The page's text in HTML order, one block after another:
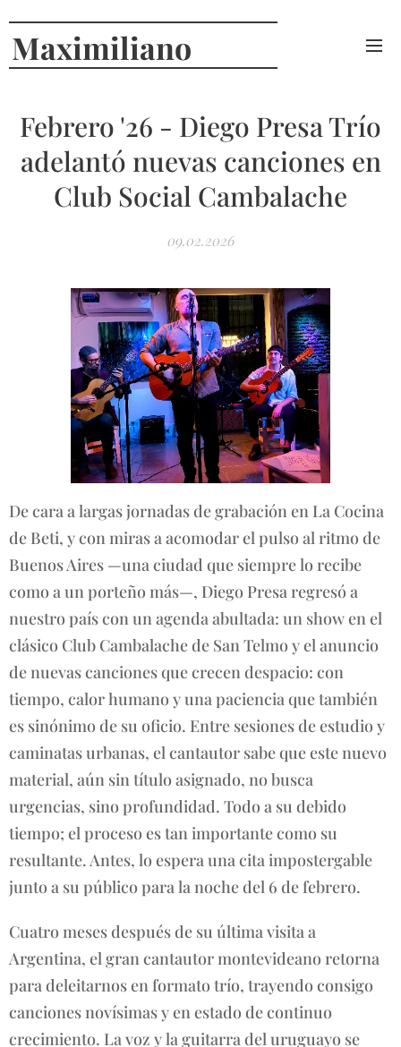
Maximiliano
Febrero '26 - Diego Presa Trío
adelantó nuevas canciones en
Club Social Cambalache
09.02.2026
De cara a largas jornadas de grabación en La Cocina
de Beti, y con miras a acomodar el pulso al ritmo de
Buenos Aires —una ciudad que siempre lo recibe
como a un porteño más—, Diego Presa regresó a
nuestro país con un agenda abultada: un show en el
clásico Club Cambalache de San Telmo y el anuncio
de nuevas canciones que crecen despacio: con
tiempo, calor humano y una paciencia que también
es sinónimo de su oficio. Entre sesiones de estudio y
caminatas urbanas, el cantautor sabe que este nuevo
material, aún sin título asignado, no busca
urgencias, sino profundidad. Todo a su debido
tiempo; el proceso es tan importante como su
resultante. Antes, lo espera una cita impostergable
junto a su público para la noche del 6 de febrero.
Cuatro meses después de su última visita a
Argentina, el gran cantautor montevideano retorna
para deleitarnos en formato trío, trayendo consigo
canciones novísimas y en estado de continuo
crecimiento. La voz y la guitarra del uruguayo se